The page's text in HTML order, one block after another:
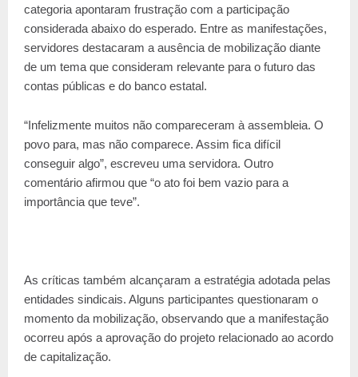
categoria apontaram frustração com a participação
considerada abaixo do esperado. Entre as manifestações,
servidores destacaram a ausência de mobilização diante
de um tema que consideram relevante para o futuro das
contas públicas e do banco estatal.
“Infelizmente muitos não compareceram à assembleia. O
povo para, mas não comparece. Assim fica difícil
conseguir algo”, escreveu uma servidora. Outro
comentário afirmou que “o ato foi bem vazio para a
importância que teve”.
As críticas também alcançaram a estratégia adotada pelas
entidades sindicais. Alguns participantes questionaram o
momento da mobilização, observando que a manifestação
ocorreu após a aprovação do projeto relacionado ao acordo
de capitalização.